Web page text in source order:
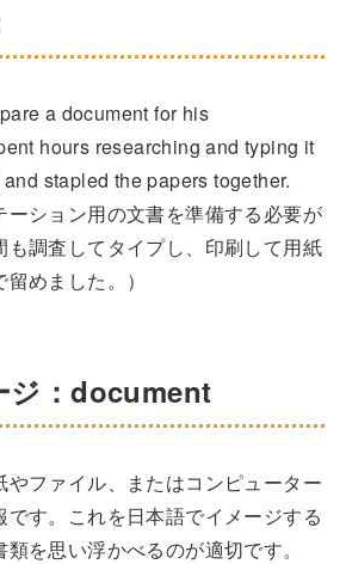
a document for his
hours researching and typing it
stapled the papers together.
ーション用の文書を準備する必要が
も調査してタイプし、印刷して用紙
めました。）
ジ：document
ファイル、またはコンピューター
す。これを日本語でイメージする
を思い浮かべるのが適切です。